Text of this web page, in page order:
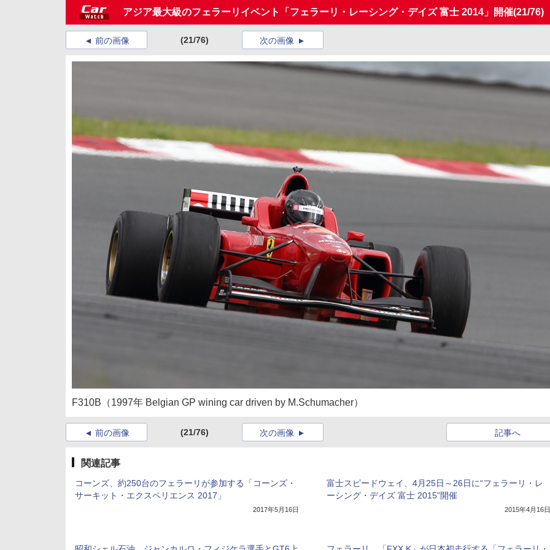
アジア最大級のフェラーリイベント「フェラーリ・レーシング・デイズ 富士 2014」開催(21/76)
前の画像 (21/76) 次の画像
F310B（1997年 Belgian GP wining car driven by M.Schumacher）
前の画像 (21/76) 記事へ
次の画像
関連記事
コーンズ、約250台のフェラーリが参加する「コーンズ・
サーキット・エクスペリエンス 2017」
2017年5月16日
富士スピードウェイ、4月25日～26日に“フェラーリ・レ
ーシング・デイズ 富士 2015”開催
2015年4月16日